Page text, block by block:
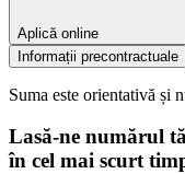
Aplică online
Informații precontractuale
Suma este orientativă și
Lasă-ne numărul
în cel mai scurt